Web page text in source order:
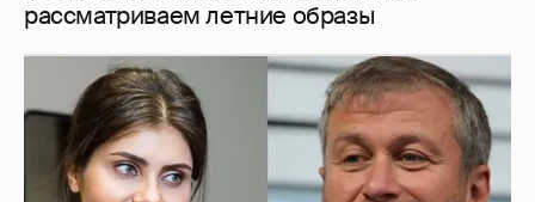
И снова невеста 357